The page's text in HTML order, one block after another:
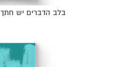
בלב הדברים יש